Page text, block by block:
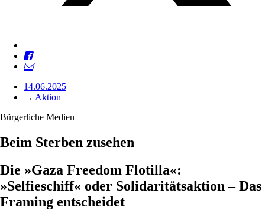
14.06.2025
→ Aktion
Bürgerliche Medien
Beim Sterben zusehen
Die »Gaza Freedom Flotilla«:
»Selfieschiff« oder Solidaritätsaktion – Das
Framing entscheidet